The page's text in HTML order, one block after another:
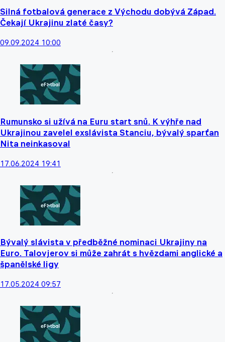
Silná fotbalová generace z Východu dobývá Západ.
Čekají Ukrajinu zlaté časy?
09.09.2024 10:00
Rumunsko si užívá na Euru start snů. K výhře nad
Ukrajinou zavelel exslávista Stanciu, bývalý sparťan
Nita neinkasoval
17.06.2024 19:41
Bývalý slávista v předběžné nominaci Ukrajiny na
Euro. Talovjerov si může zahrát s hvězdami anglické a
španělské ligy
17.05.2024 09:57